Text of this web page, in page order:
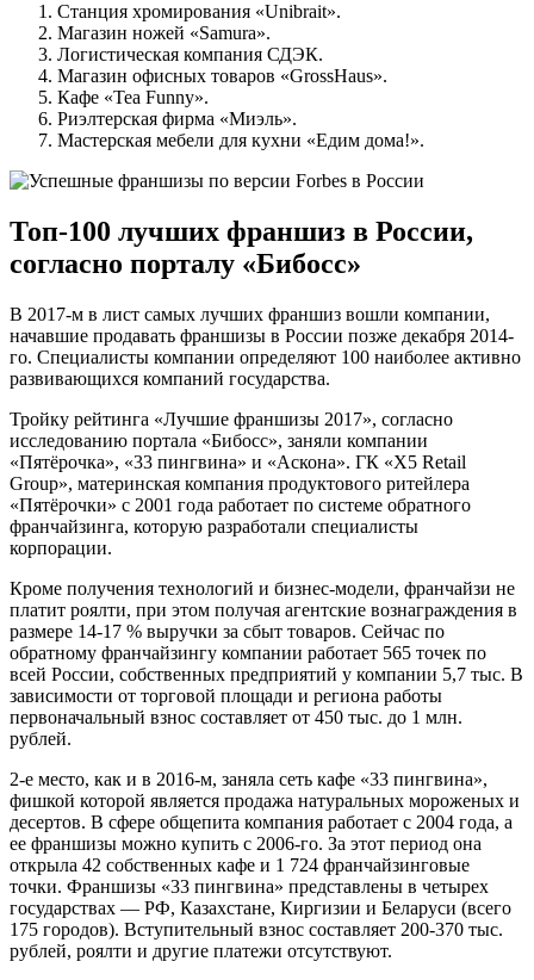
Станция хромирования «Unibrait».
Магазин ножей «Samura».
Логистическая компания СДЭК.
Магазин офисных товаров «GrossHaus».
Кафе «Tea Funny».
Риэлтерская фирма «Миэль».
Мастерская мебели для кухни «Едим дома!».
Топ-100 лучших франшиз в России,
согласно порталу «Бибосс»
В 2017-м в лист самых лучших франшиз вошли компании,
начавшие продавать франшизы в России позже декабря 2014-
го. Специалисты компании определяют 100 наиболее активно
развивающихся компаний государства.
Тройку рейтинга «Лучшие франшизы 2017», согласно
исследованию портала «Бибосс», заняли компании
«Пятёрочка», «33 пингвина» и «Аскона». ГК «X5 Retail
Group», материнская компания продуктового ритейлера
«Пятёрочки» с 2001 года работает по системе обратного
франчайзинга, которую разработали специалисты
корпорации.
Кроме получения технологий и бизнес-модели, франчайзи не
платит роялти, при этом получая агентские вознаграждения в
размере 14-17 % выручки за сбыт товаров. Сейчас по
обратному франчайзингу компании работает 565 точек по
всей России, собственных предприятий у компании 5,7 тыс. В
зависимости от торговой площади и региона работы
первоначальный взнос составляет от 450 тыс. до 1 млн.
рублей.
2-е место, как и в 2016-м, заняла сеть кафе «33 пингвина»,
фишкой которой является продажа натуральных мороженых и
десертов. В сфере общепита компания работает с 2004 года, а
ее франшизы можно купить с 2006-го. За этот период она
открыла 42 собственных кафе и 1 724 франчайзинговые
точки. Франшизы «33 пингвина» представлены в четырех
государствах — РФ, Казахстане, Киргизии и Беларуси (всего
175 городов). Вступительный взнос составляет 200-370 тыс.
рублей, роялти и другие платежи отсутствуют.